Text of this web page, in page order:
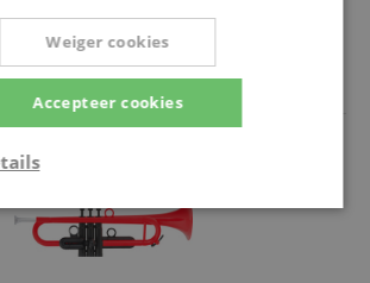
mondstuk
mondstuk kan afwijken
99,00 €
Gratis verzenden (NL)
BTW
Accepteer cookies
Weiger cookies
Prestatie Gericht op